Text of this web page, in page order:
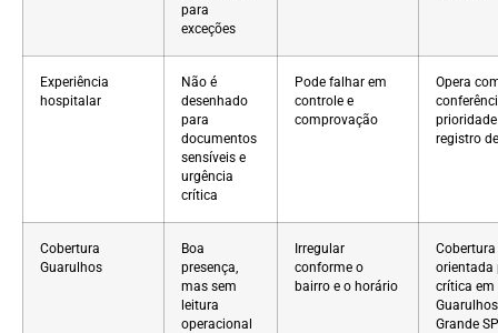
para
exceções
Experiência
hospitalar
Não é
desenhado
para
documentos
sensíveis e
urgência
crítica
Pode falhar em
controle e
comprovação
Opera
prioridade
registro
Cobertura
Guarulhos
Boa
presença,
mas sem
leitura
operacional
Irregular
conforme o
bairro e o horário
Cobertura
orientada
crítica em
Grande SP